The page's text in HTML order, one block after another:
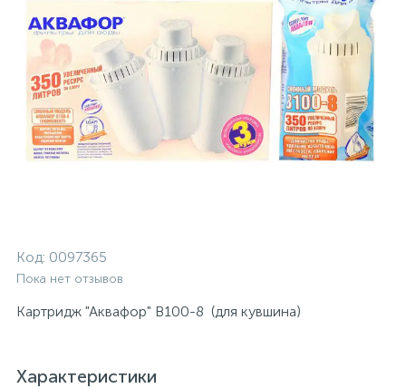
Код: 0097365
Пока нет отзывов
Картридж "Аквафор" В100-8 (для кувшина)
Характеристики